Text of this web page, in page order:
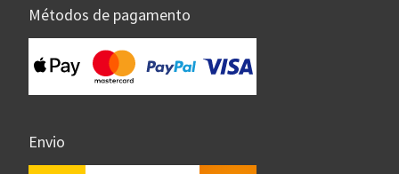
Métodos de pagamento
Envio